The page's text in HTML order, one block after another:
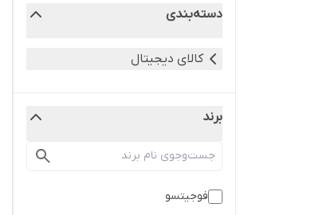
دسته‌بندی
کالای دیجیتال
برند
فوجیتسو